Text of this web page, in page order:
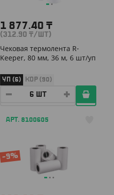
1 877.40 ₸
(312.90 ₸/ШТ)
Чековая термолента R-
Keeper, 80 мм, 36 м, 6 шт/уп
УП (6) КОР (90)
АРТ. 8100605
-9%